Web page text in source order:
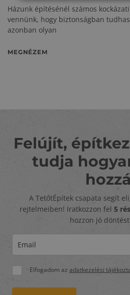
Házunk építésénél számos
vennünk, hogy biztonságban
azonban olyan
MEGNÉZEM
Felújít,
tudja
A TetőtÉpítek csapata segít
rejtelmeiben! Iratkozzon fel 5
hozzon jó
Elfogadom az adatkezelési